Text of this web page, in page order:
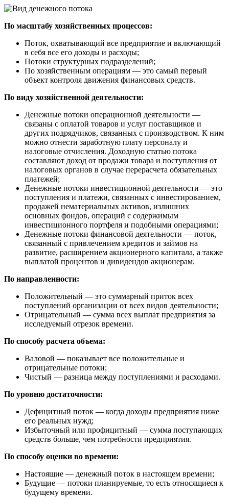
По масштабу хозяйственных процессов:
Поток, охватывающий все предприятие и включающий
в себя все его доходы и расходы;
Потоки структурных подразделений;
По хозяйственным операциям — это самый первый
объект контроля движения финансовых средств.
По виду хозяйственной деятельности:
Денежные потоки операционной деятельности —
связаны с оплатой товаров и услуг поставщиков и
других подрядчиков, связанных с производством. К ним
можно отнести заработную плату персоналу и
налоговые отчисления. Доходную статью потока
составляют доход от продажи товара и поступления от
налоговых органов в случае перерасчета обязательных
платежей;
Денежные потоки инвестиционной деятельности — это
поступления и платежи, связанных с инвестированием,
продажей нематериальных активов, излишних
основных фондов, операций с содержимым
инвестиционного портфеля и подобными операциями;
Денежные потоки финансовой деятельности — поток,
связанный с привлечением кредитов и займов на
развитие, расширением акционерного капитала, а также
выплатой процентов и дивидендов акционерам.
По направленности:
Положительный — это суммарный приток всех
поступлений организации от всех видов деятельности;
Отрицательный — сумма всех выплат предприятия за
исследуемый отрезок времени.
По способу расчета объема:
Валовой — показывает все положительные и
отрицательные потоки;
Чистый — разница между поступлениями и расходами.
По уровню достаточности:
Дефицитный поток — когда доходы предприятия ниже
его реальных нужд;
Избыточный или профицитный — сумма поступающих
средств больше, чем потребности предприятия.
По способу оценки во времени:
Настоящие — денежный поток в настоящем времени;
Будущие — потоки планируемые, то есть относящиеся к
будущему времени.